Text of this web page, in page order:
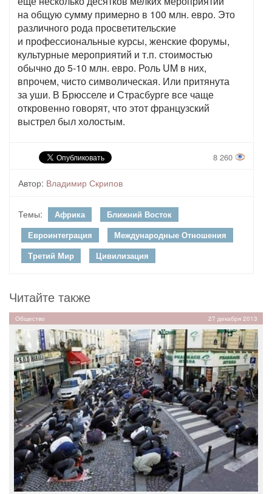
на общую сумму примерно в 100 млн. евро. Это
различного рода просветительские
и профессиональные курсы, женские форумы,
культурные мероприятий и т.п. стоимостью
обычно до 5-10 млн. евро. Роль UM в них,
впрочем, чисто символическая. Или притянута
за уши. В Брюсселе и Страсбурге все чаще
откровенно говорят, что этот французский
выстрел был холостым.
8 260
Автор: Владимир Скрипов
Темы: Африка
Ближний Восток
Евроинтеграция
Международные Отношения
Третий Мир
Цивилизация
Читайте также
Общество 27 декабря 2013